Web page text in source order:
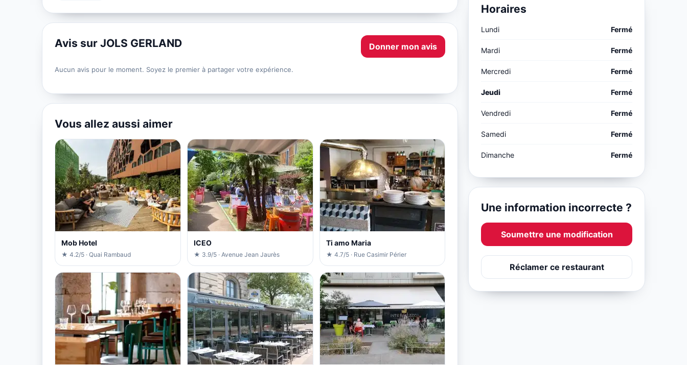
Avis sur JOLS GERLAND Donner mon avis
Aucun avis pour le moment. Soyez le premier à partager votre expérience.
Vous allez aussi aimer
Mob Hotel
★ 4.2/5 · Quai Rambaud
ICEO
★ 3.9/5 · Avenue Jean Jaurès
Ti amo Maria
★ 4.7/5 · Rue Casimir Périer
Horaires
Lundi Fermé
Mardi Fermé
Mercredi Fermé
Jeudi Fermé
Vendredi Fermé
Samedi Fermé
Dimanche Fermé
Une information incorrecte ?
Soumettre une modification
Réclamer ce restaurant